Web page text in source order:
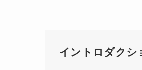
イントロダクシ